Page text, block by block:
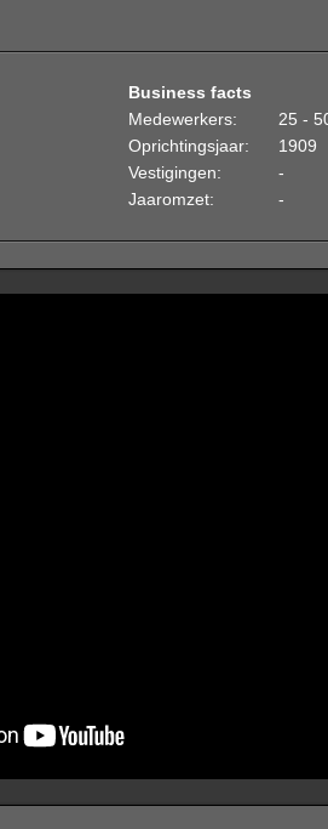
Business facts
Medewerkers:
25 -
Oprichtingsjaar:
1909
Vestigingen:
-
Jaaromzet:
-